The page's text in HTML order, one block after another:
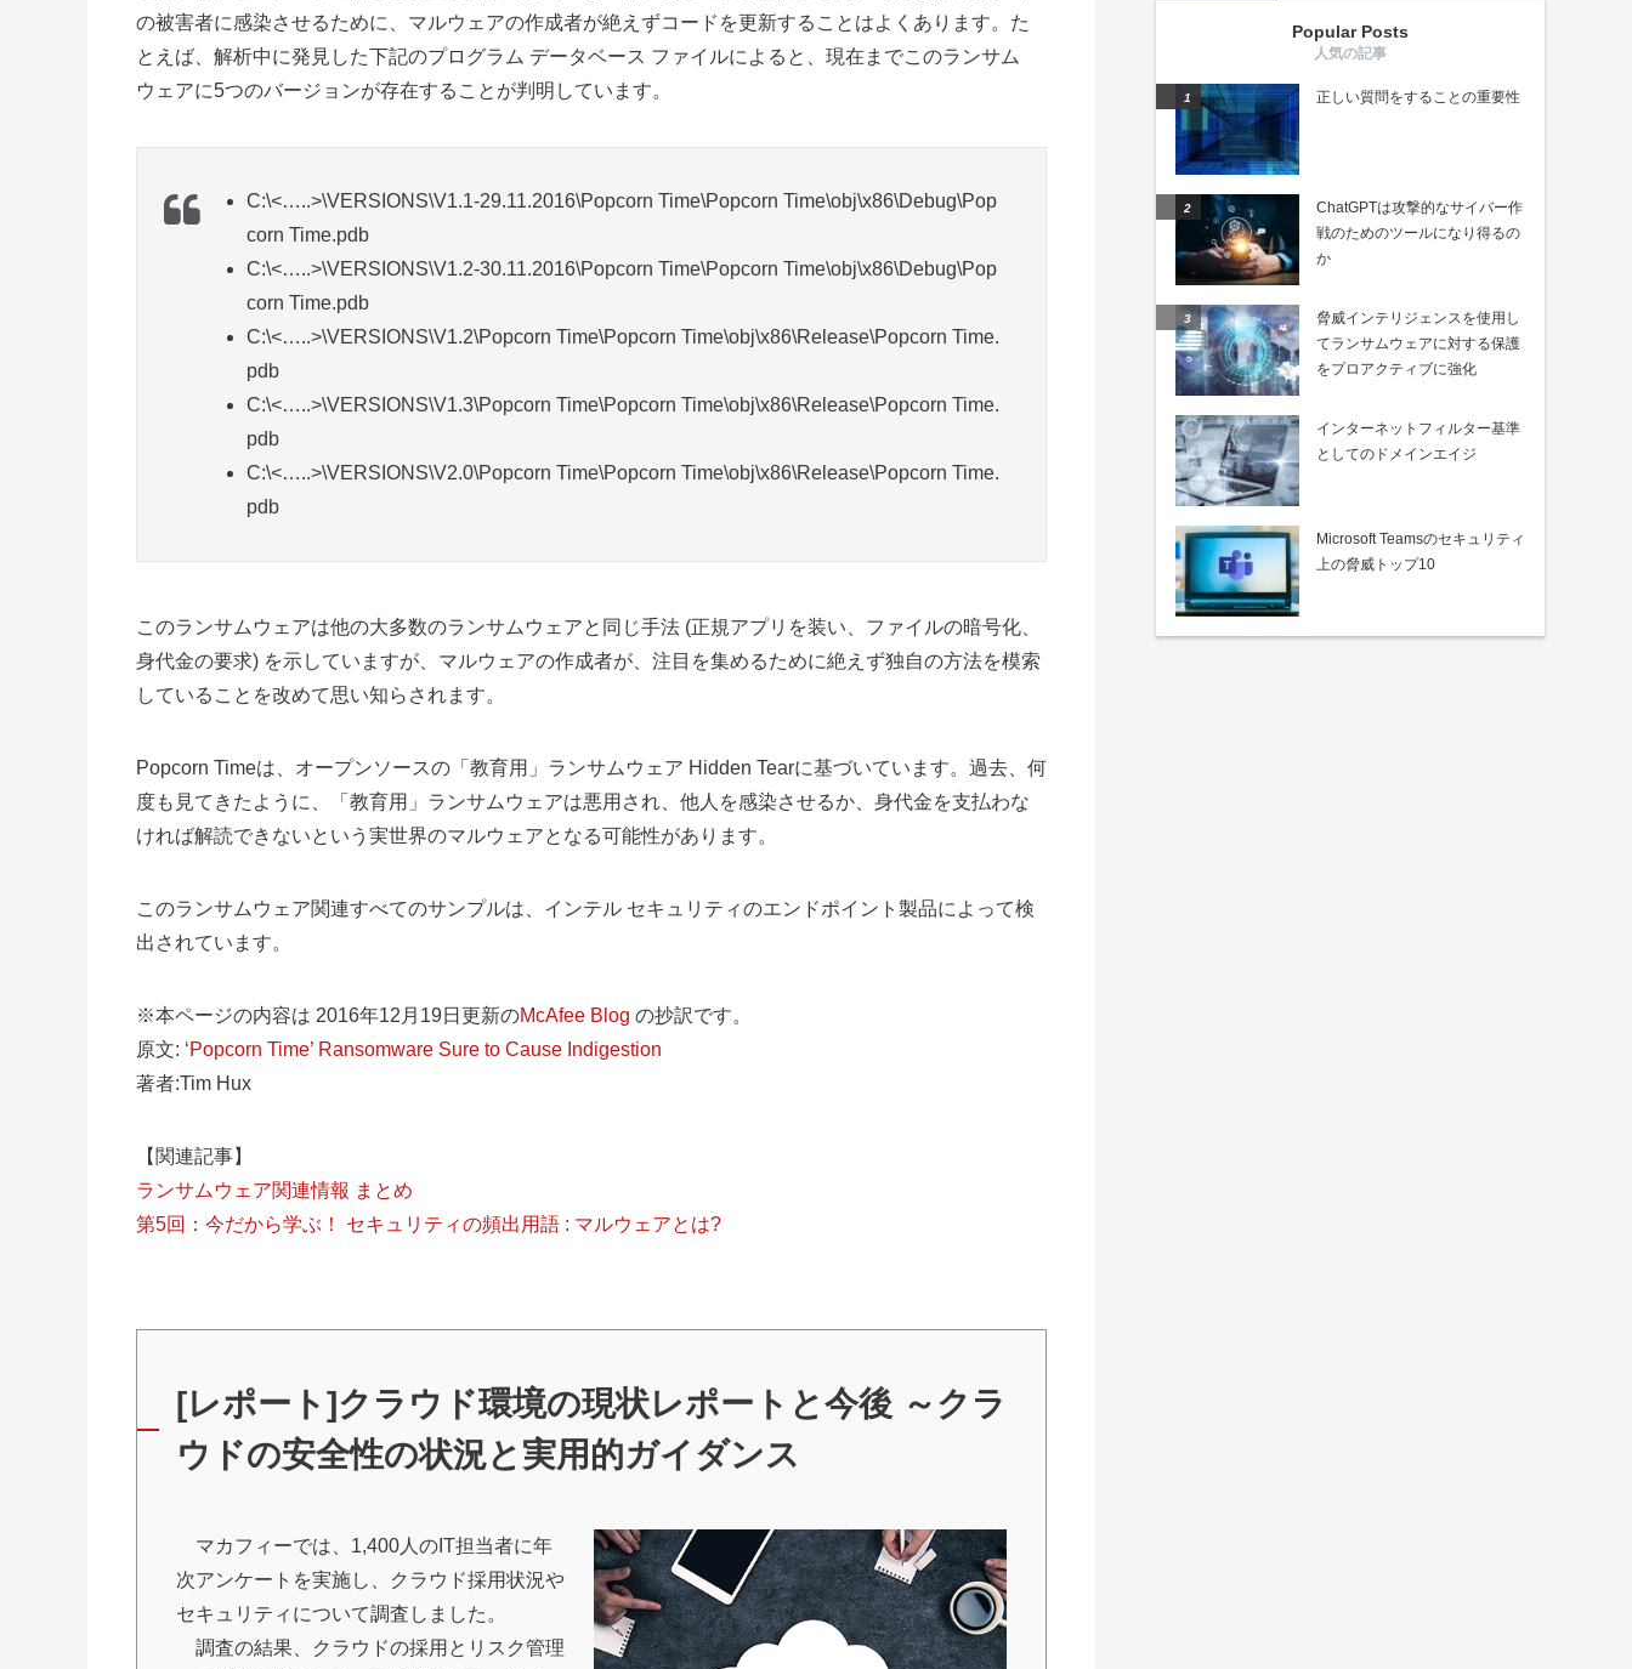
の被害者に感染させるために、マルウェアの作成者が絶えずコードを更新することはよくあります。た
とえば、解析中に発見した下記のプログラム データベース ファイルによると、現在までこのランサム
ウェアに5つのバージョンが存在することが判明しています。
C:\<…..>\VERSIONS\V1.1-29.11.2016\Popcorn Time\Popcorn Time\obj\x86\Debug\Pop
corn Time.pdb
C:\<…..>\VERSIONS\V1.2-30.11.2016\Popcorn Time\Popcorn Time\obj\x86\Debug\Pop
corn Time.pdb
C:\<…..>\VERSIONS\V1.2\Popcorn Time\Popcorn Time\obj\x86\Release\Popcorn Time.
pdb
C:\<…..>\VERSIONS\V1.3\Popcorn Time\Popcorn Time\obj\x86\Release\Popcorn Time.
pdb
C:\<…..>\VERSIONS\V2.0\Popcorn Time\Popcorn Time\obj\x86\Release\Popcorn Time.
pdb
このランサムウェアは他の大多数のランサムウェアと同じ手法 (正規アプリを装い、ファイルの暗号化、
身代金の要求) を示していますが、マルウェアの作成者が、注目を集めるために絶えず独自の方法を模索
していることを改めて思い知らされます。
Popcorn Timeは、オープンソースの「教育用」ランサムウェア Hidden Tearに基づいています。過去、何
度も見てきたように、「教育用」ランサムウェアは悪用され、他人を感染させるか、身代金を支払わな
ければ解読できないという実世界のマルウェアとなる可能性があります。
このランサムウェア関連すべてのサンプルは、インテル セキュリティのエンドポイント製品によって検
出されています。
※本ページの内容は 2016年12月19日更新のMcAfee Blog の抄訳です。
原文: ‘Popcorn Time’ Ransomware Sure to Cause Indigestion
著者:Tim Hux
【関連記事】
ランサムウェア関連情報 まとめ
第5回：今だから学ぶ！ セキュリティの頻出用語 : マルウェアとは?
[レポート]クラウド環境の現状レポートと今後 ～クラ
ウドの安全性の状況と実用的ガイダンス
マカフィーでは、1,400人のIT担当者に年
次アンケートを実施し、クラウド採用状況や
セキュリティについて調査しました。
調査の結果、クラウドの採用とリスク管理
Popular Posts
正しい質問をすることの重要性
ChatGPTは攻撃的なサイバー作
戦のためのツールになり得るの
か
脅威インテリジェンスを使用し
てランサムウェアに対する保護
をプロアクティブに強化
インターネットフィルター基準
としてのドメインエイジ
Microsoft Teamsのセキュリティ
上の脅威トップ10